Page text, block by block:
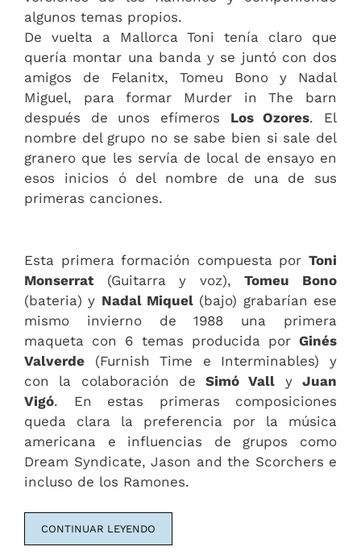
algunos temas propios.
De vuelta a Mallorca Toni tenía claro que
quería montar una banda y se juntó con dos
amigos de Felanitx, Tomeu Bono y Nadal
Miguel, para formar Murder in The barn
después de unos efímeros Los Ozores. El
nombre del grupo no se sabe bien si sale del
granero que les servía de local de ensayo en
esos inicios ó del nombre de una de sus
primeras canciones.
Esta primera formación compuesta por Toni
Monserrat(Guitarra y voz),Tomeu Bono
(bateria) y Nadal Miquel (bajo) grabarían ese
mismo invierno de 1988 una primera
maqueta con 6 temas producida por Ginés
Valverde (Furnish Time e Interminables) y
con la colaboración deSimó Vall yJuan
Vigó. En estas primeras composiciones
queda clara la preferencia por la música
americana e influencias de grupos como
Dream Syndicate, Jason and the Scorchers e
incluso de los Ramones.
CONTINUAR LEYENDO